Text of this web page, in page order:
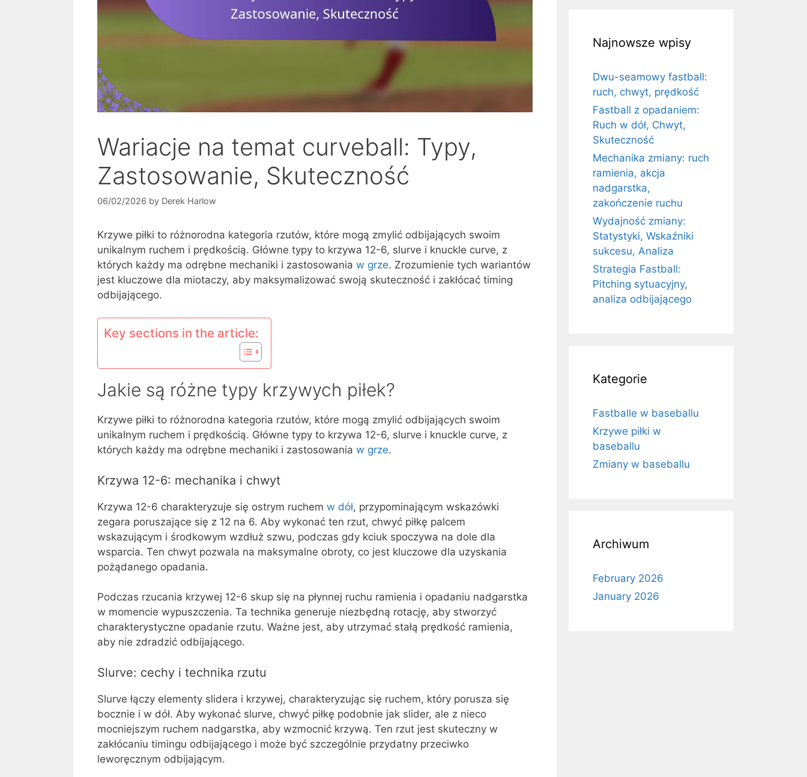
Wariacje na temat curveball: Typy,
Zastosowanie, Skuteczność
06/02/2026 by Derek Harlow
Krzywe piłki to różnorodna kategoria rzutów, które mogą zmylić odbijających swoim
unikalnym ruchem i prędkością. Główne typy to krzywa 12-6, slurve i knuckle curve, z
których każdy ma odrębne mechaniki i zastosowania w grze. Zrozumienie tych wariantów
jest kluczowe dla miotaczy, aby maksymalizować swoją skuteczność i zakłócać timing
odbijającego.
Key sections in the article:
Jakie są różne typy krzywych piłek?
Krzywe piłki to różnorodna kategoria rzutów, które mogą zmylić odbijających swoim
unikalnym ruchem i prędkością. Główne typy to krzywa 12-6, slurve i knuckle curve, z
których każdy ma odrębne mechaniki i zastosowania w grze.
Krzywa 12-6: mechanika i chwyt
Krzywa 12-6 charakteryzuje się ostrym ruchem w dół, przypominającym wskazówki
zegara poruszające się z 12 na 6. Aby wykonać ten rzut, chwyć piłkę palcem
wskazującym i środkowym wzdłuż szwu, podczas gdy kciuk spoczywa na dole dla
wsparcia. Ten chwyt pozwala na maksymalne obroty, co jest kluczowe dla uzyskania
pożądanego opadania.
Podczas rzucania krzywej 12-6 skup się na płynnej ruchu ramienia i opadaniu nadgarstka
w momencie wypuszczenia. Ta technika generuje niezbędną rotację, aby stworzyć
charakterystyczne opadanie rzutu. Ważne jest, aby utrzymać stałą prędkość ramienia,
aby nie zdradzić odbijającego.
Slurve: cechy i technika rzutu
Slurve łączy elementy slidera i krzywej, charakteryzując się ruchem, który porusza się
bocznie i w dół. Aby wykonać slurve, chwyć piłkę podobnie jak slider, ale z nieco
mocniejszym ruchem nadgarstka, aby wzmocnić krzywą. Ten rzut jest skuteczny w
zakłócaniu timingu odbijającego i może być szczególnie przydatny przeciwko
leworęcznym odbijającym.
Najnowsze wpisy
Dwu-seamowy fastball:
ruch, chwyt, prędkość
Fastball z opadaniem:
Ruch w dół, Chwyt,
Skuteczność
Mechanika zmiany: ruch
ramienia, akcja
nadgarstka,
zakończenie ruchu
Wydajność zmiany:
Statystyki, Wskaźniki
sukcesu, Analiza
Strategia Fastball:
Pitching sytuacyjny,
analiza odbijającego
Kategorie
Fastballe w baseballu
Krzywe piłki w
baseballu
Zmiany w baseballu
Archiwum
February 2026
January 2026